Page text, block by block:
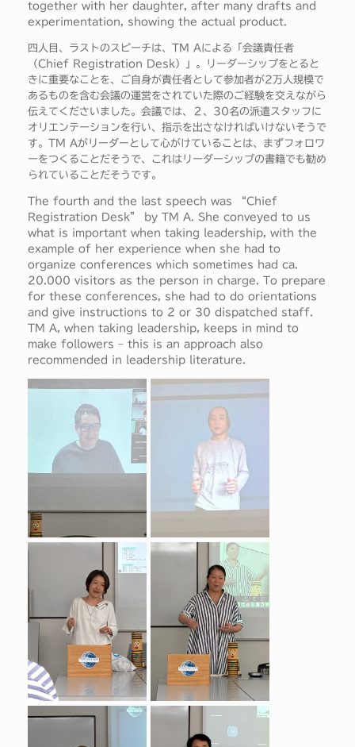
together with her daughter, after many drafts and
experimentation, showing the actual product.
四人目、ラストのスピーチは、TM Aによる「会議責任者
（Chief Registration Desk）」。リーダーシップをとると
きに重要なことを、ご自身が責任者として参加者が2万人規模で
あるものを含む会議の運営をされていた際のご経験を交えながら
伝えてくださいました。会議では、２、30名の派遣スタッフに
オリエンテーションを行い、指示を出さなければいけないそうで
す。TM Aがリーダーとして心がけていることは、まずフォロワ
ーをつくることだそうで、これはリーダーシップの書籍でも勧め
られていることだそうです。
The fourth and the last speech was “Chief
Registration Desk” by TM A. She conveyed to us
what is important when taking leadership, with the
example of her experience when she had to
organize conferences which sometimes had ca.
20.000 visitors as the person in charge. To prepare
for these conferences, she had to do orientations
and give instructions to 2 or 30 dispatched staff.
TM A, when taking leadership, keeps in mind to
make followers – this is an approach also
recommended in leadership literature.